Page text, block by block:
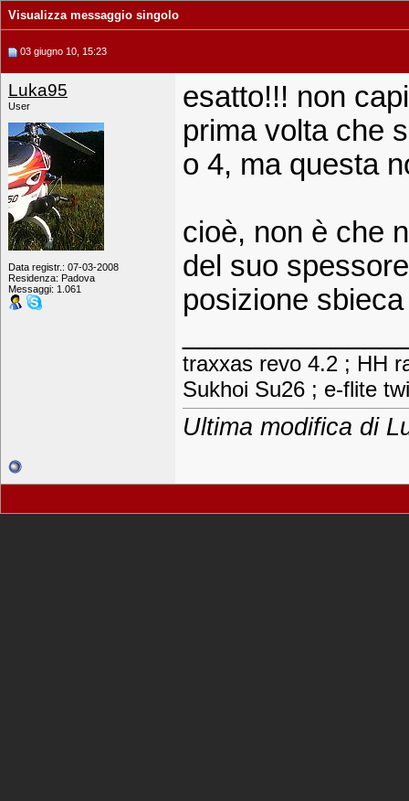
Visualizza messaggio singolo
03 giugno 10, 15:23
Luka95
User
Data registr.: 07-03-2008
Residenza: Padova
Messaggi: 1.061
esatto!!! non
prima volta che
o 4, ma questa
cioè, non è che
del suo
posizione
traxxas revo 4.2 ; HH
Sukhoi Su26 ; e-flite
Ultima modifica di